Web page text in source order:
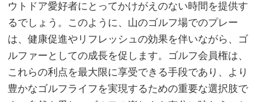
ウトドア愛好者にとってかけがえのない時間を提供す
るでしょう。このように、山のゴルフ場でのプレー
は、健康促進やリフレッシュの効果を伴いながら、ゴ
ルファーとしての成長を促します。ゴルフ会員権は、
これらの利点を最大限に享受できる手段であり、より
豊かなゴルフライフを実現するための重要な選択肢で